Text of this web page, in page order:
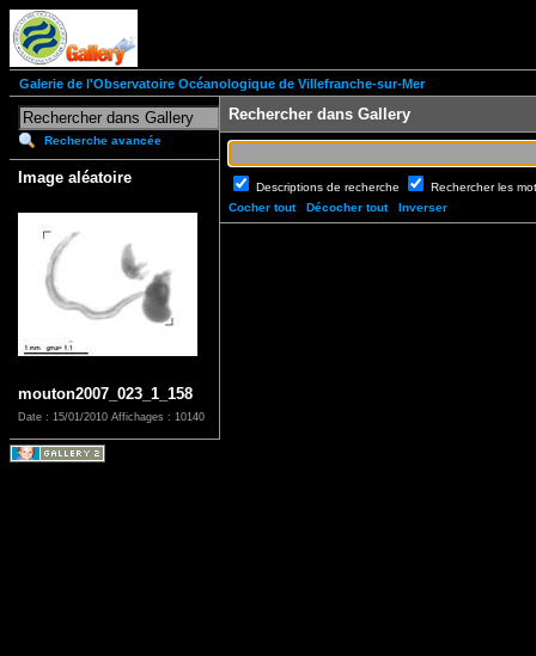
Galerie de l'Observatoire Océanologique de Villefranche-sur-Mer
Recherche avancée
Image aléatoire
mouton2007_023_1_158
Date : 15/01/2010 Affichages : 10140
Rechercher dans Gallery
Descriptions de recherche
Rechercher les
Cocher tout
Décocher tout Inverser